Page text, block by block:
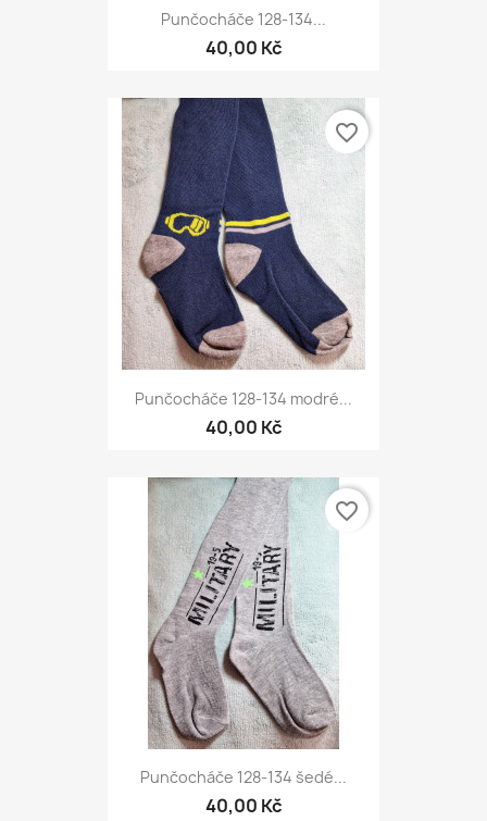
Punčocháče 128-134...
40,00 Kč
Punčocháče 128-134 modré...
40,00 Kč
favorite_border
Punčocháče 128-134 šedé...
40,00 Kč
favorite_border